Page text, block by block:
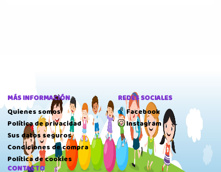
MÁS INFORMACIÓN
Quienes somos
Política de privacidad
Sus datos seguros
Condiciones de compra
Política de cookies
REDES SOCIALES
Facebook
Instagram
CONTACTO